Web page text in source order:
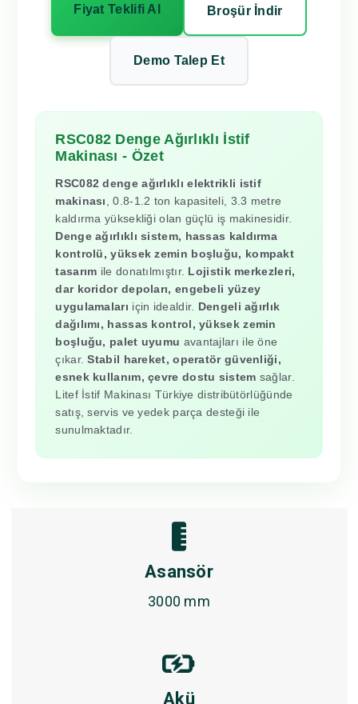
Fiyat Teklifi Al Broşür İndir
Demo Talep Et
RSC082 Denge Ağırlıklı İstif
Makinası - Özet
RSC082 denge ağırlıklı elektrikli istif
makinası, 0.8-1.2 ton kapasiteli, 3.3 metre
kaldırma yüksekliği olan güçlü iş makinesidir.
Denge ağırlıklı sistem, hassas kaldırma
kontrolü, yüksek zemin boşluğu, kompakt
tasarım ile donatılmıştır. Lojistik merkezleri,
dar koridor depoları, engebeli yüzey
uygulamaları için idealdir. Dengeli ağırlık
dağılımı, hassas kontrol, yüksek zemin
boşluğu, palet uyumu avantajları ile öne
çıkar.Stabil hareket, operatör güvenliği,
esnek kullanım, çevre dostu sistem sağlar.
Litef İstif Makinası Türkiye distribütörlüğünde
satış, servis ve yedek parça desteği ile
sunulmaktadır.
Asansör
3000 mm
Akü